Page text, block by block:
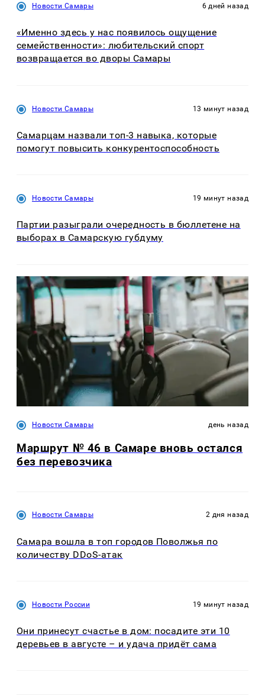
Новости Самары 6 дней назад
«Именно здесь у нас появилось ощущение
семейственности»: любительский спорт
возвращается во дворы Самары
Новости Самары 13 минут назад
Самарцам назвали топ-3 навыка, которые
помогут повысить конкурентоспособность
Новости Самары 19 минут назад
Партии разыграли очередность в бюллетене на
выборах в Самарскую губдуму
Новости Самары день назад
Маршрут № 46 в Самаре вновь остался
без перевозчика
Новости Самары 2 дня назад
Самара вошла в топ городов Поволжья по
количеству DDoS-атак
Новости России 19 минут назад
Они принесут счастье в дом: посадите эти 10
деревьев в августе – и удача придёт сама